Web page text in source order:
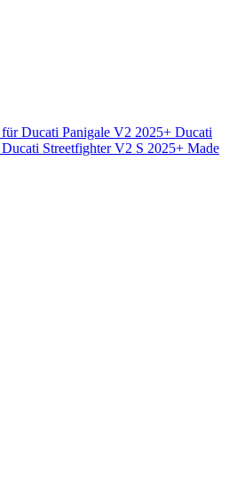
für Ducati Panigale V2 2025+ Ducati
Streetfighter V2 S 2025+ Made